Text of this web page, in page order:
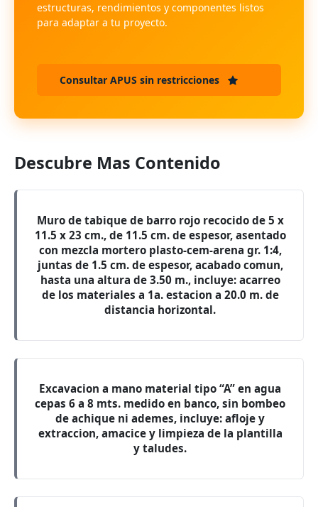
estructuras, rendimientos y componentes listos
para adaptar a tu proyecto.
Consultar APUS sin restricciones
Descubre Mas Contenido
Muro de tabique de barro rojo recocido de 5 x
11.5 x 23 cm., de 11.5 cm. de espesor, asentado
con mezcla mortero plasto-cem-arena gr. 1:4,
juntas de 1.5 cm. de espesor, acabado comun,
hasta una altura de 3.50 m., incluye: acarreo
de los materiales a 1a. estacion a 20.0 m. de
distancia horizontal.
Excavacion a mano material tipo “A” en agua
cepas 6 a 8 mts. medido en banco, sin bombeo
de achique ni ademes, incluye: afloje y
extraccion, amacice y limpieza de la plantilla
y taludes.